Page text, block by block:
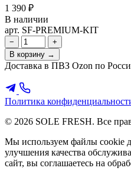
1 390 ₽
В наличии
арт. SF-PREMIUM-KIT
−
+
В корзину →
Доставка в ПВЗ Ozon по
Политика
© 2026 SOLE FRESH. Все
Мы используем файлы cookie
улучшения качества
сайт, вы соглашаетесь на